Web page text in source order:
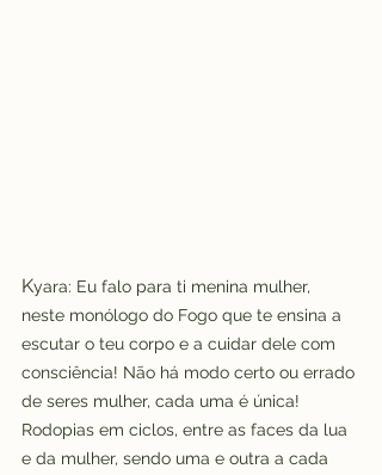
Kyara: Eu falo para ti menina mulher,
neste monólogo do Fogo que te ensina a
escutar o teu corpo e a cuidar dele com
consciência! Não há modo certo ou errado
de seres mulher, cada uma é única!
Rodopias em ciclos, entre as faces da lua
e da mulher, sendo uma e outra a cada